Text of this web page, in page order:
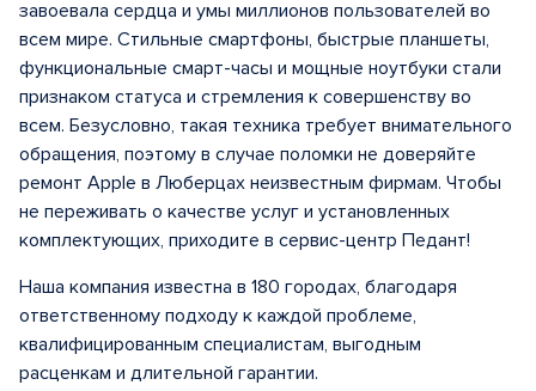
завоевала сердца и умы миллионов пользователей во
всем мире. Стильные смартфоны, быстрые планшеты,
функциональные смарт-часы и мощные ноутбуки стали
признаком статуса и стремления к совершенству во
всем. Безусловно, такая техника требует внимательного
обращения, поэтому в случае поломки не доверяйте
ремонт Apple в Люберцах неизвестным фирмам. Чтобы
не переживать о качестве услуг и установленных
комплектующих, приходите в сервис-центр Педант!
Наша компания известна в 180 городах, благодаря
ответственному подходу к каждой проблеме,
квалифицированным специалистам, выгодным
расценкам и длительной гарантии.